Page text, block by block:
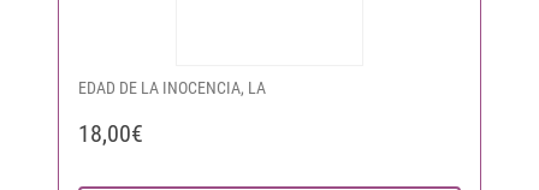
EDAD DE LA INOCENCIA, LA
18,00€